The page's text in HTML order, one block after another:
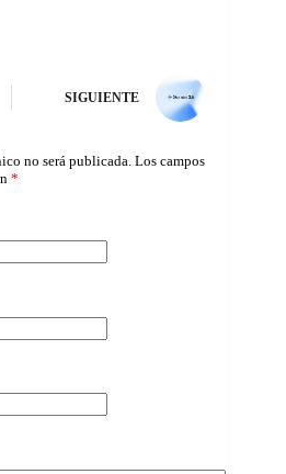
SIGUIENTE
no será publicada. Los campos
*